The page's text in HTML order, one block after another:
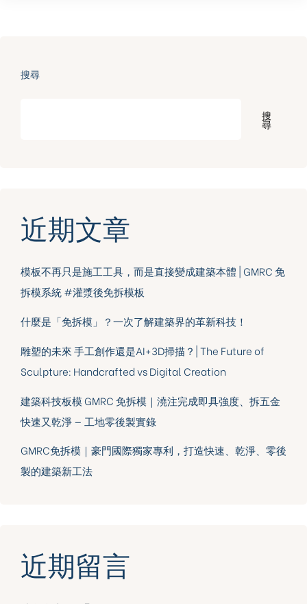
搜尋
搜
尋
近期文章
模板不再只是施工工具，而是直接變成建築本體 | GMRC 免
拆模系統 #灌漿後免拆模板
什麼是「免拆模」？一次了解建築界的革新科技！
雕塑的未來 手工創作還是AI+3D掃描？| The Future of
Sculpture: Handcrafted vs Digital Creation
建築科技板模 GMRC 免拆模｜澆注完成即具強度、拆五金
快速又乾淨 — 工地零後製實錄
GMRC免拆模｜豪門國際獨家專利，打造快速、乾淨、零後
製的建築新工法
近期留言